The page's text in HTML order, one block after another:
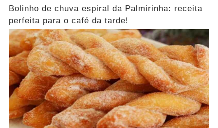
Bolinho de chuva espiral da Palmirinha: receita
perfeita para o café da tarde!